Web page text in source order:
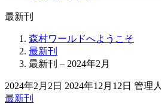
最新刊
森村ワールドへようこそ
最新刊
最新刊 – 2024年2月
2024年2月2日 2024年12月12日 管理人
最新刊